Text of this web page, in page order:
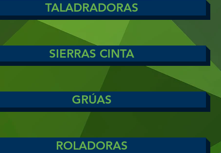
TALADRADORAS
SIERRAS CINTA
GRÚAS
ROLADORAS